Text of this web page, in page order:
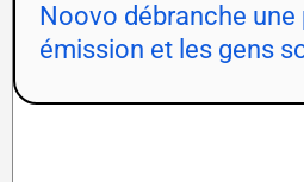
Noovo débranche une
émission et les gens